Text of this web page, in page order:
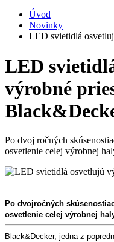
Úvod
Novinky
LED svietidlá
LED
výrobné
Po dvoj ročných
osvetlenie celej výrobnej
Po dvojročných
osvetlenie celej výrobnej
Black&Decker, jedna z